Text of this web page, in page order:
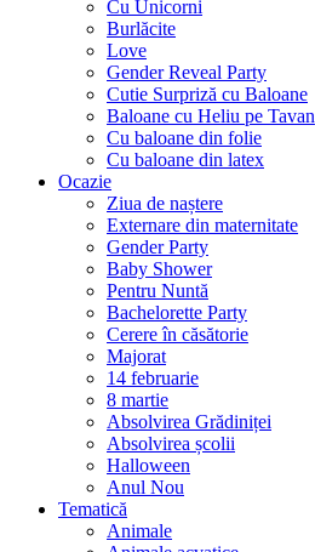
Cu Unicorni
Burlăcite
Love
Gender Reveal Party
Cutie Surpriză cu Baloane
Baloane cu Heliu pe Tavan
Cu baloane din folie
Cu baloane din latex
Ocazie
Ziua de naștere
Externare din maternitate
Gender Party
Baby Shower
Pentru Nuntă
Bachelorette Party
Cerere în căsătorie
Majorat
14 februarie
8 martie
Absolvirea Grădiniței
Absolvirea școlii
Halloween
Anul Nou
Tematică
Animale